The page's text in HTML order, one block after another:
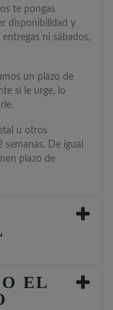
te pongas
disponibilidad y
ni sábados,
un plazo de
si le urge, lo
u otros
De igual
plazo de
EL